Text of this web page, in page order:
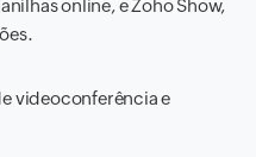
online, e Zoho Show,
videoconferência e